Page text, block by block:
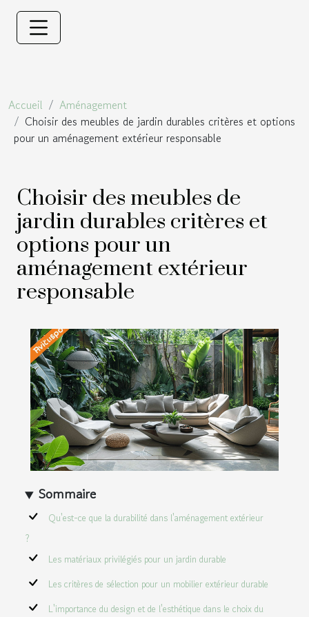
Accueil
Aménagement
Choisir des meubles de jardin durables critères et options
pour un aménagement extérieur responsable
Choisir des meubles de
jardin durables critères et
options pour un
aménagement extérieur
responsable
Sommaire
Qu'est-ce que la durabilité dans l'aménagement extérieur
?
Les matériaux privilégiés pour un jardin durable
Les critères de sélection pour un mobilier extérieur durable
L'importance du design et de l'esthétique dans le choix du